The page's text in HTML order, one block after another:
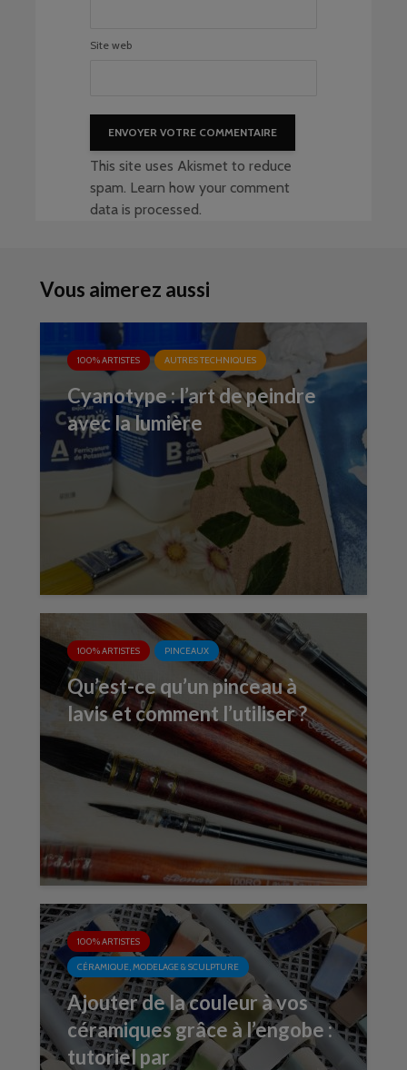
Site web
This site uses Akismet to reduce
spam. Learn how your comment
data is processed
Vous aimerez aussi
100% ARTISTES AUTRES TECHNIQUES
Cyanotype : l’art de peindre
avec la lumière
100% ARTISTES PINCEAUX
Qu’est-ce qu’un pinceau à
lavis et comment l’utiliser ?
100% ARTISTES
CÉRAMIQUE, MODELAGE & SCULPTURE
Ajouter de la couleur à vos
céramiques grâce à l’engobe :
tutoriel par